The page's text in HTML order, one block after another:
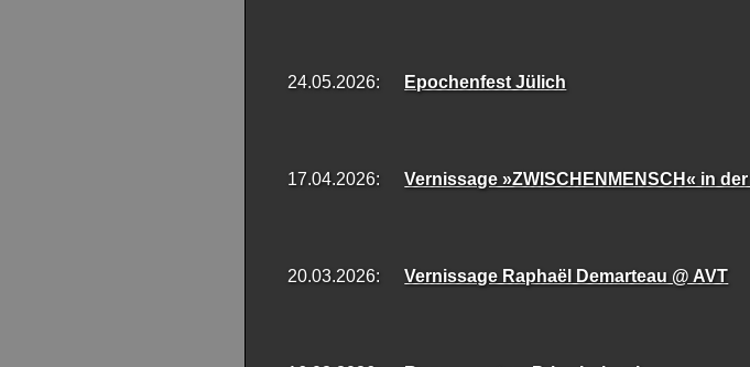
24.05.2026: Epochenfest Jülich
17.04.2026: Vernissage »ZWISCHENMENSCH« in
20.03.2026: Vernissage Raphaël Demarteau @ AVT